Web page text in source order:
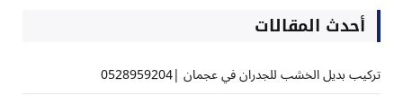
أحدث المقالات
تركيب بديل الخشب للجدران في عجمان |0528959204